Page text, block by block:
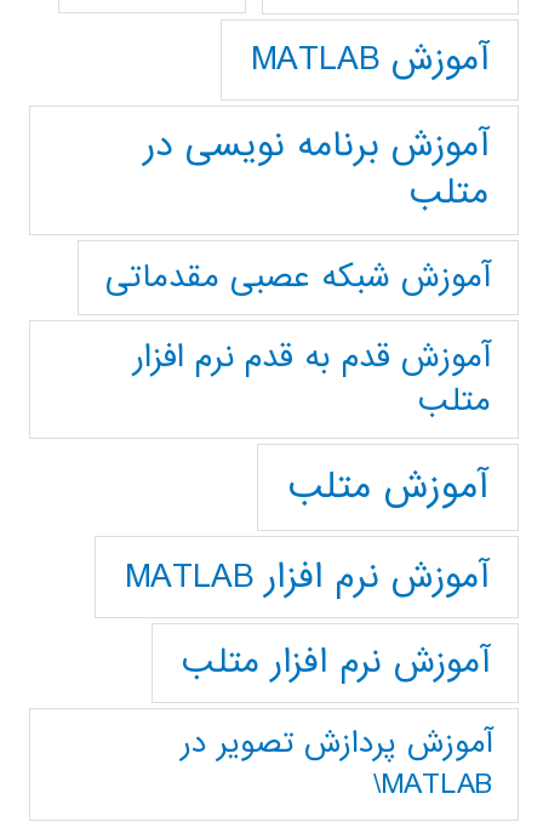
آموزش MATLAB
آموزش برنامه نویسی در
متلب
آموزش شبکه عصبی مقدماتی
آموزش قدم به قدم نرم افزار
متلب
آموزش متلب
آموزش نرم افزار MATLAB
آموزش نرم افزار متلب
آموزش پردازش تصوير در
MATLAB\